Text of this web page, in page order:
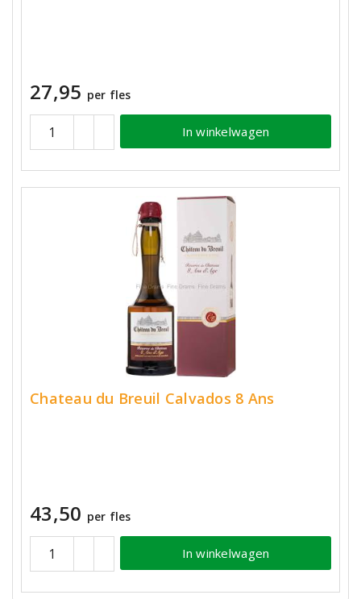
27,95 per fles
In winkelwagen
Chateau du Breuil Calvados 8 Ans
43,50 per fles
In winkelwagen